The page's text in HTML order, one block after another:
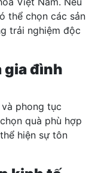
thể chọn các sản
trải nghiệm độc
gia đình
phong tục
quà phù hợp
hiện sự tôn